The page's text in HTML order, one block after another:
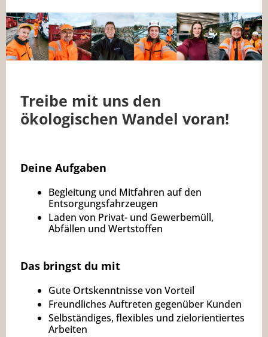
Treibe mit uns den
ökologischen Wandel voran!
Deine Aufgaben
Begleitung und Mitfahren auf den
Entsorgungsfahrzeugen
Laden von Privat- und Gewerbemüll,
Abfällen und Wertstoffen
Das bringst du mit
Gute Ortskenntnisse von Vorteil
Freundliches Auftreten gegenüber Kunden
Selbständiges, flexibles und zielorientiertes
Arbeiten